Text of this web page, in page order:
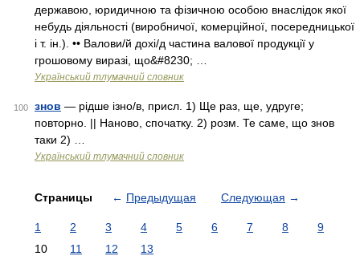
державою, юридичною та фізичною особою внаслідок якої
небудь діяльності (виробничої, комерційної, посередницької
і т. ін.). •• Валови/й дохі/д частина валової продукції у
грошовому виразі, що&#8230; …
Український тлумачний словник
100 знов — рідше ізно/в, присл. 1) Ще раз, ще, удруге;
повторно. || Наново, спочатку. 2) розм. Те саме, що знов
таки 2) …
Український тлумачний словник
Страницы ← Предыдущая Следующая →
1 2 3 4 5 6 7 8
9
10
11 12 13